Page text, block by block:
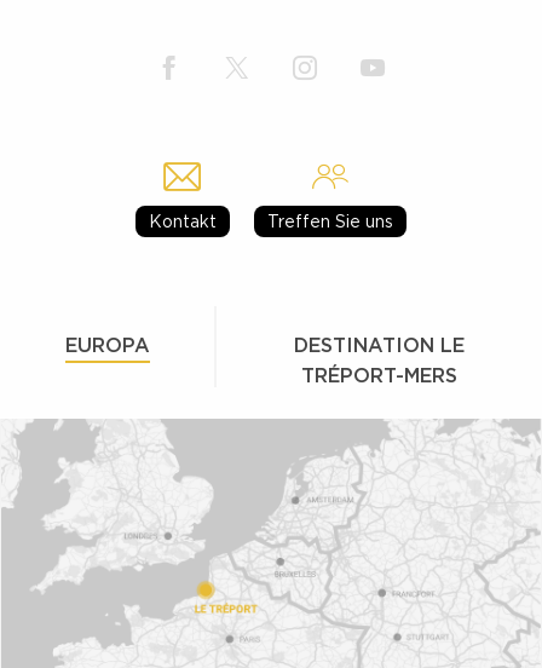
Kontakt Treffen Sie uns
EUROPA
DESTINATION LE
TRÉPORT-MERS